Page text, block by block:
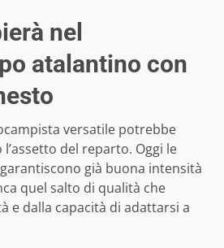
nel
atalantino con
versatile potrebbe
del reparto. Oggi le
già buona intensità
quel salto di qualità che
e dalla capacità di adattarsi a